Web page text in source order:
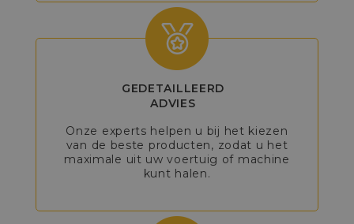
GEDETAILLEERD
ADVIES
Onze experts helpen u bij het kiezen
van de beste producten, zodat u het
maximale uit uw voertuig of machine
kunt halen.